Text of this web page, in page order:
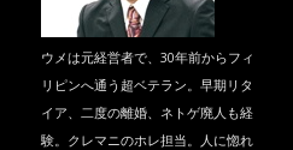
ウメは元経営者で、30年前からフィ
リピンへ通う超ベテラン。早期リタ
イア、二度の離婚、ネトゲ廃人も経
験。クレマニのホレ担当。人に惚れ